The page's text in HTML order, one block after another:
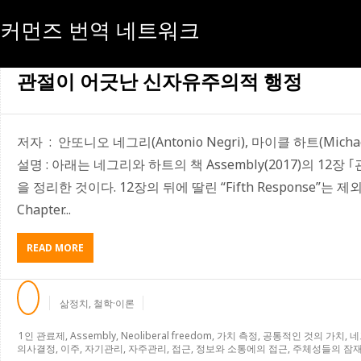
커먼즈 번역 네트워크
[태그:]투명성
관절이 어긋난 신자유주의적 행정
저자 : 안또니오 네그리(Antonio Negri), 마이클 하트
설명 : 아래는 네그리와 하트의 책 Assembly(2017)의 12장
을 정리한 것이다. 12장의 뒤에 딸린 “Fifth Response”는
Chapter...
READ MORE
관
절
어
난
신
삶정치, 철학·이론
1인 관료제,Assembly, Neoliberal freedom, 가치 측정, 공통적인 것의 가치,
의사결정, 이주, 자기관리, 자주관리, 접근, 정보와 소통에의 접근, 주체성들의 잠